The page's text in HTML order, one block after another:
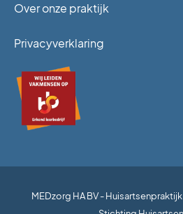
Over onze praktijk
Privacyverklaring
MEDzorg HA BV -